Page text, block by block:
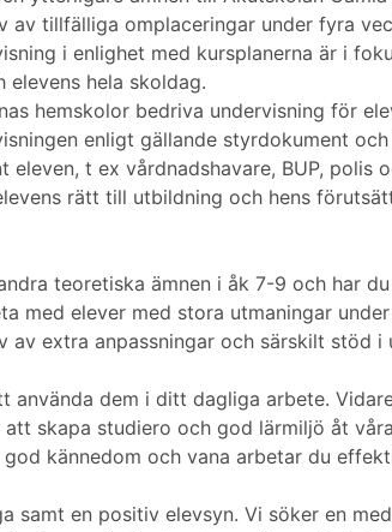
tillfälliga omplaceringar under fyra
i enlighet med kursplanerna är i
hela skoldag.
hemskolor bedriva undervisning för
enligt gällande styrdokument
t ex vårdnadshavare, BUP, polis
rätt till utbildning och hens
teoretiska ämnen i åk 7-9 och har
med elever med stora utmaningar
extra anpassningar och särskilt stöd i
dem i ditt dagliga arbete.
skapa studiero och god lärmiljö åt
kännedom och vana arbetar du
en positiv elevsyn. Vi söker en